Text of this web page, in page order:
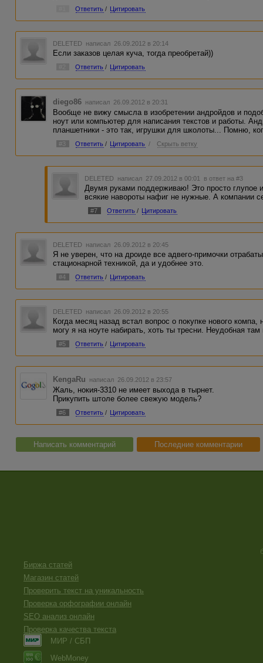
Ответить / Цитировать
DELETED написал 26.09.2012 в 20:14
Если заказов целая куча, тогда преобретай))
Ответить / Цитировать
diego86 написал 26.09.2012 в 20:31
Вообще не вижу смысла в изобретении андройдов и
ноут или компьютер для написания текстов и работы.
планшетники - это так, игрушки для школоты... Помню,
#3 Ответить / Цитировать / Скрыть ветку
DELETED написал 27.09.2012 в 00:01 в ответ на #3
Двумя руками поддерживаю! Это просто глупое
всякие навороты нафиг не нужные. А компании
#7 Ответить / Цитировать
DELETED написал 26.09.2012 в 20:45
Я не уверен, что на дроиде все адвего-примочки
стационарной техникой, да и удобнее это.
#4 Ответить / Цитировать
DELETED написал 26.09.2012 в 20:55
Когда месяц назад встал вопрос о покупке нового
могу я на ноуте набирать, хоть ты тресни. Неудобная там
#5 Ответить / Цитировать
KengaRu написал 26.09.2012 в 23:57
Жаль, нокия-3310 не имеет выхода в тырнет.
Прикупить штоле более свежую модель?
#6 Ответить / Цитировать
Написать комментарий Последние комментарии
Биржа статей
Магазин статей
Проверить текст на уникальность
Проверка орфографии онлайн
SEO анализ онлайн
Проверка качества текста
МИР / СБП
WebMoney